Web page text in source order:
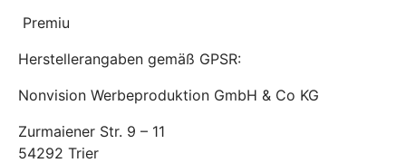
Premiu
Herstellerangaben gemäß GPSR:
Nonvision Werbeproduktion GmbH & Co KG
Zurmaiener Str. 9 – 11
54292 Trier